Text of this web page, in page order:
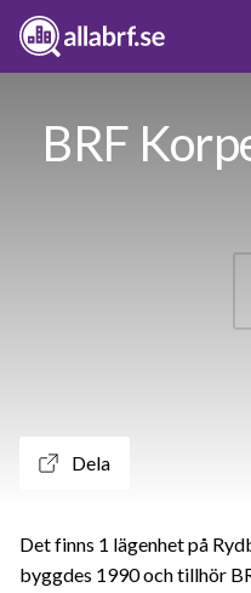
BRF
Dela
Det finns 1 lägenhet på
byggdes 1990 och tillhör